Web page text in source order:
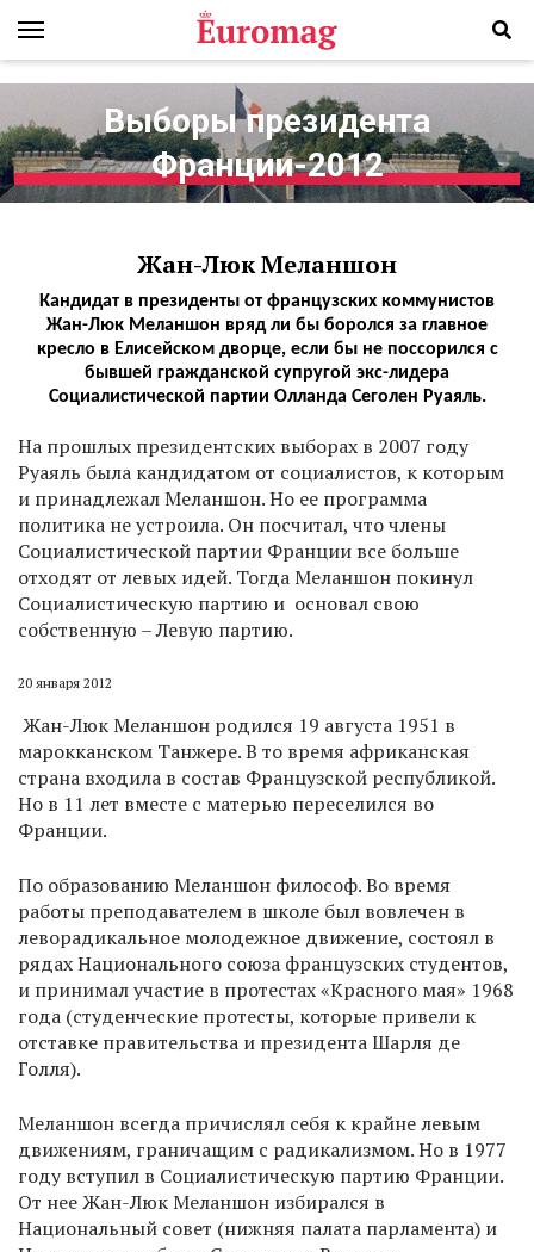
Выборы президента
Франции-2012
Жан-Люк Меланшон
Кандидат в президенты от французских коммунистов
Жан-Люк Меланшон вряд ли бы боролся за главное
кресло в Елисейском дворце, если бы не поссорился с
бывшей гражданской супругой экс-лидера
Социалистической партии Олланда Сеголен Руаяль.
На прошлых президентских выборах в 2007 году
Руаяль была кандидатом от социалистов, к которым
и принадлежал Меланшон. Но ее программа
политика не устроила. Он посчитал, что члены
Социалистической партии Франции все больше
отходят от левых идей. Тогда Меланшон покинул
Социалистическую партию и основал свою
собственную – Левую партию.
20 января 2012
Жан-Люк Меланшон родился 19 августа 1951 в
марокканском Танжере. В то время африканская
страна входила в состав Французской республикой.
Но в 11 лет вместе с матерью переселился во
Франции.
По образованию Меланшон философ. Во время
работы преподавателем в школе был вовлечен в
леворадикальное молодежное движение, состоял в
рядах Национального союза французских студентов,
и принимал участие в протестах «Красного мая» 1968
года (студенческие протесты, которые привели к
отставке правительства и президента Шарля де
Голля).
Меланшон всегда причислял себя к крайне левым
движениям, граничащим с радикализмом. Но в 1977
году вступил в Социалистическую партию Франции.
От нее Жан-Люк Меланшон избирался в
Национальный совет (нижняя палата парламента) и